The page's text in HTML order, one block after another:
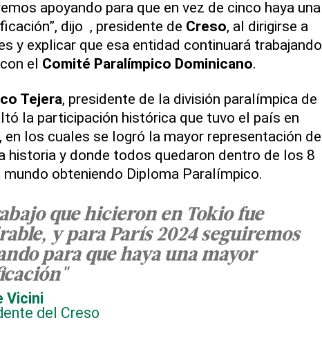
apoyando para que en vez de cinco haya una
dijo , presidente de Creso, al dirigirse a
y explicar que esa entidad continuará trabajando
el Comité Paralímpico Dominicano.
Tejera, presidente de la división paralímpica de
la participación histórica que tuvo el país en
en los cuales se logró la mayor representación de
historia y donde todos quedaron dentro de los 8
obteniendo Diploma Paralímpico.
que hicieron en Tokio fue
y para París 2024 seguiremos
para que haya una mayor
Vicini
del Creso